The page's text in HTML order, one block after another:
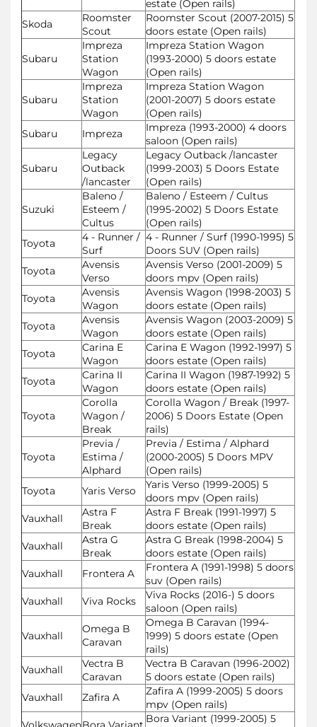
estate (Open rails)
Skoda
Roomster
Scout
Roomster Scout (2007-2015) 5
doors estate (Open rails)
Subaru
Impreza
Station
Wagon
Impreza Station Wagon
(1993-2000) 5 doors estate
(Open rails)
Subaru
Impreza
Station
Wagon
Impreza Station Wagon
(2001-2007) 5 doors estate
(Open rails)
Subaru
Impreza
Impreza (1993-2000) 4 doors
saloon (Open rails)
Subaru
Legacy
Outback
/lancaster
Legacy Outback /lancaster
(1999-2003) 5 Doors Estate
(Open rails)
Suzuki
Baleno /
Esteem /
Cultus
Baleno / Esteem / Cultus
(1995-2002) 5 Doors Estate
(Open rails)
Toyota
4 - Runner /
Surf
4 - Runner / Surf (1990-1995) 5
Doors SUV (Open rails)
Toyota
Avensis
Verso
Avensis Verso (2001-2009) 5
doors mpv (Open rails)
Toyota
Avensis
Wagon
Avensis Wagon (1998-2003) 5
doors estate (Open rails)
Toyota
Avensis
Wagon
Avensis Wagon (2003-2009) 5
doors estate (Open rails)
Toyota
Carina E
Wagon
Carina E Wagon (1992-1997) 5
doors estate (Open rails)
Toyota
Carina II
Wagon
Carina II Wagon (1987-1992) 5
doors estate (Open rails)
Toyota
Corolla
Wagon /
Break
Corolla Wagon / Break (1997-
2006) 5 Doors Estate (Open
rails)
Toyota
Previa /
Estima /
Alphard
Previa / Estima / Alphard
(2000-2005) 5 Doors MPV
(Open rails)
Toyota
Yaris Verso
Yaris Verso (1999-2005) 5
doors mpv (Open rails)
Vauxhall
Astra F
Break
Astra F Break (1991-1997) 5
doors estate (Open rails)
Vauxhall
Astra G
Break
Astra G Break (1998-2004) 5
doors estate (Open rails)
Vauxhall
Frontera A
Frontera A (1991-1998) 5 doors
suv (Open rails)
Vauxhall
Viva Rocks
Viva Rocks (2016-) 5 doors
saloon (Open rails)
Vauxhall
Omega B
Caravan
Omega B Caravan (1994-
1999) 5 doors estate (Open
rails)
Vauxhall
Vectra B
Caravan
Vectra B Caravan (1996-2002)
5 doors estate (Open rails)
Vauxhall
Zafira A
Zafira A (1999-2005) 5 doors
mpv (Open rails)
Bora Variant (1999-2005) 5